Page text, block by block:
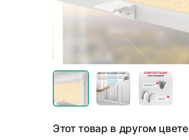
Этот товар в другом цвете